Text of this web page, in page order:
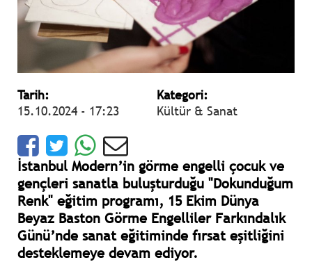
Tarih:
15.10.2024 - 17:23
Kategori:
Kültür & Sanat
İstanbul Modern’in görme engelli çocuk ve
gençleri sanatla buluşturduğu "Dokunduğum
Renk" eğitim programı, 15 Ekim Dünya
Beyaz Baston Görme Engelliler Farkındalık
Günü’nde sanat eğitiminde fırsat eşitliğini
desteklemeye devam ediyor.